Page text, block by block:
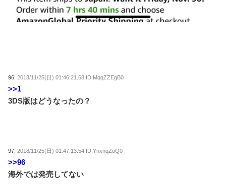
96:2018/11/25(日) 01:46:21.68 ID:MqqZZEgB0
>>1
3DS版はどうなったの？
97:2018/11/25(日) 01:47:13.54 ID:YnxnqZuQ0
>>96
海外では発売してない